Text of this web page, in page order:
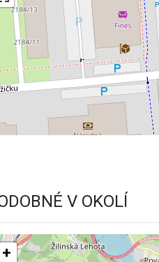
V OKOLÍ
+